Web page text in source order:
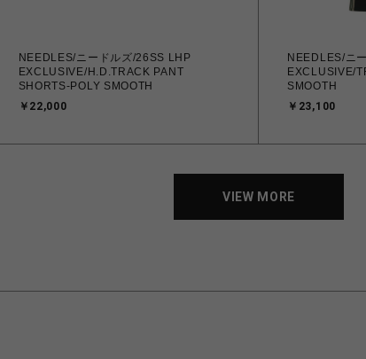
NEEDLES/ニードルズ/26SS LHP
EXCLUSIVE/H.D.TRACK PANT
SHORTS-POLY SMOOTH
￥22,000
NEEDLES/ニ
EXCLUSIVE/
SMOOTH
￥23,100
VIEW MORE
VIEW MORE